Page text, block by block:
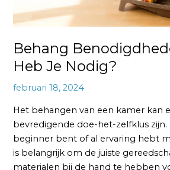
Behang
Heb Je Nodig?
februari 18, 2024
Het behangen van een kamer kan
bevredigende doe-het-zelfklus zijn.
beginner bent of al ervaring hebt
is belangrijk om de juiste
materialen bij de hand te hebben